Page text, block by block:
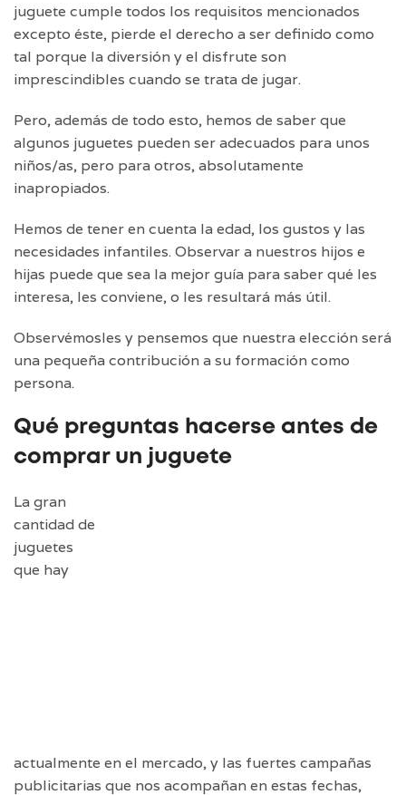
juguete cumple todos los requisitos mencionados
excepto éste, pierde el derecho a ser definido como
tal porque la diversión y el disfrute son
imprescindibles cuando se trata de jugar.
Pero, además de todo esto, hemos de saber que
algunos juguetes pueden ser adecuados para unos
niños/as, pero para otros, absolutamente
inapropiados.
Hemos de tener en cuenta la edad, los gustos y las
necesidades infantiles. Observar a nuestros hijos e
hijas puede que sea la mejor guía para saber qué les
interesa, les conviene, o les resultará más útil.
Observémosles y pensemos que nuestra elección será
una pequeña contribución a su formación como
persona.
Qué preguntas hacerse antes de
comprar un juguete
La gran
cantidad de
juguetes
que hay
actualmente en el mercado, y las fuertes campañas
publicitarias que nos acompañan en estas fechas,